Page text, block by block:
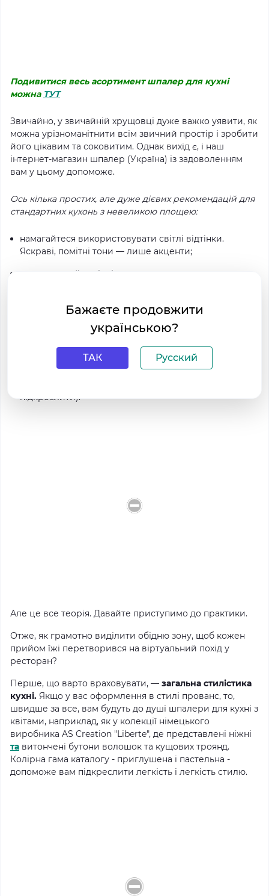
Подивитися весь асортимент шпалер для кухні
можна ТУТ
Звичайно, у звичайній хрущовці дуже важко уявити, як
можна урізноманітнити всім звичний простір і зробити
його цікавим та соковитим. Однак вихід є, і наш
інтернет-магазин шпалер (Україна) із задоволенням
вам у цьому допоможе.
Ось кілька простих, але дуже дієвих рекомендацій для
стандартних кухонь з невеликою площею:
намагайтеся використовувати світлі відтінки.
Яскраві, помітні тони — лише акценти;
не захаращуйте підвіконня «важкими» речами
приміщення і робити його більш легким та
Нехай підвіконня виконує свою роботу, а
не буде як полиця.
Обідній стіл для обіду.
Тут діє те саме правило, те й із
підвіконням.Не варто виставляти сюди весь
підкреслити).
Але це все теорія. Давайте приступимо до практики.
Отже, як грамотно виділити обідню зону, щоб кожен
прийом їжі перетворився на віртуальний похід у
ресторан?
Перше, що варто враховувати, — загальна стилістика
кухні. Якщо у вас оформлення в стилі прованс, то,
швидше за все, вам будуть до душі шпалери для кухні з
квітами, наприклад, як у колекції німецького
виробника AS Creation "Liberte", де представлені ніжні
та витончені бутони волошок та кущових троянд.
Колірна гама каталогу - приглушена і пастельна -
допоможе вам підкреслити легкість і легкість стилю.
Бажаєте продовжити
українською?
ТАК Русский